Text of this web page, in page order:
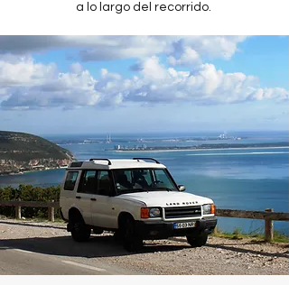
a lo largo del recorrido.​